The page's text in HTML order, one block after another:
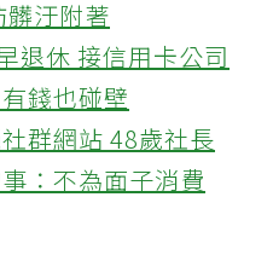
汙附著
退休 接信用卡公司
錢也碰壁
群網站 48歲社長
：不為面子消費